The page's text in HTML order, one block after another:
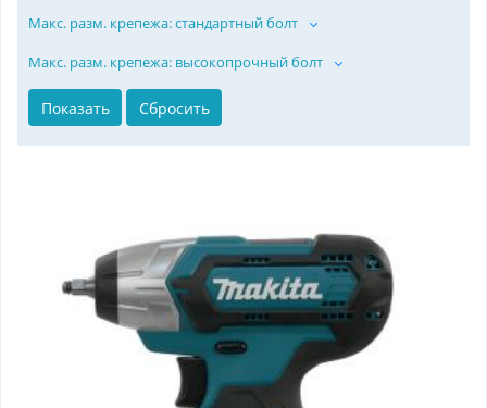
Макс. разм. крепежа: стандартный болт
Макс. разм. крепежа: высокопрочный болт